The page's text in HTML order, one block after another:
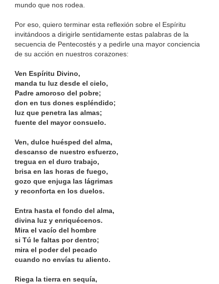
mundo que nos rodea.
Por eso, quiero terminar esta reflexión sobre el Espíritu
invitándoos a dirigirle sentidamente estas palabras de la
secuencia de Pentecostés y a pedirle una mayor conciencia
de su acción en nuestros corazones:
Ven Espíritu Divino,
manda tu luz desde el cielo,
Padre amoroso del pobre;
don en tus dones espléndido;
luz que penetra las almas;
fuente del mayor consuelo.
Ven, dulce huésped del alma,
descanso de nuestro esfuerzo,
tregua en el duro trabajo,
brisa en las horas de fuego,
gozo que enjuga las lágrimas
y reconforta en los duelos.
Entra hasta el fondo del alma,
divina luz y enriquécenos.
Mira el vacío del hombre
si Tú le faltas por dentro;
mira el poder del pecado
cuando no envías tu aliento.
Riega la tierra en sequía,